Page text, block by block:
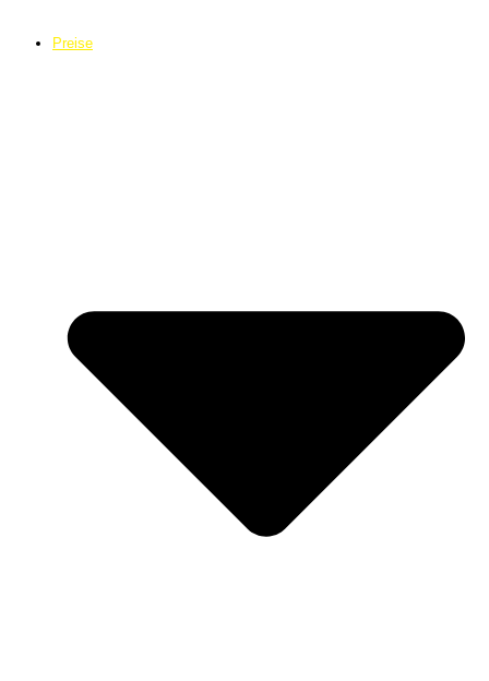
Preise